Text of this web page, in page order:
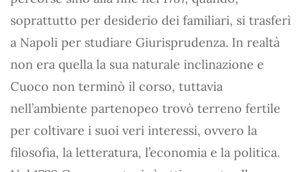
soprattutto per desiderio dei familiari, si trasferì
a Napoli per studiare Giurisprudenza. In realtà
non era quella la sua naturale inclinazione e
Cuoco non terminò il corso, tuttavia
nell’ambiente partenopeo trovò terreno fertile
per coltivare i suoi veri interessi, ovvero la
filosofia, la letteratura, l’economia e la politica.